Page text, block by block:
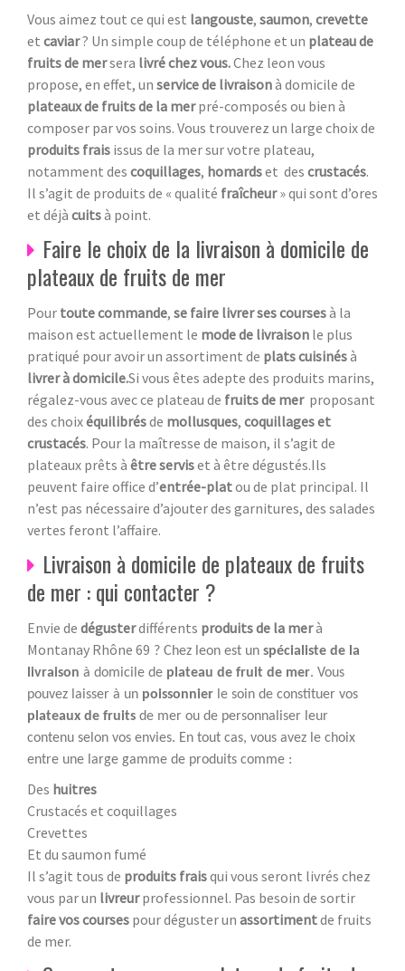
Vous aimez tout ce qui est langouste, saumon, crevette
et caviar? Un simple coup de téléphone et un plateau de
fruits de mersera livré chez vous.Chez leon vous
propose, en effet, un service de livraisonà domicile de
plateaux de fruits de la merpré-composés ou bien à
composer par vos soins. Vous trouverez un large choix de
produits frais issus de la mer sur votre plateau,
notamment des coquillages, homardset des crustacés.
Il s’agit de produits de « qualité fraîcheur» qui sont d’ores
et déjà cuitsà point.
Faire le choix de la livraison à domicile de
plateaux de fruits de mer
Pour toute commande, se faire livrer ses coursesà la
maison est actuellement le mode de livraison le plus
pratiqué pour avoir un assortiment de plats cuisinésà
livrer à domicile.Si vous êtes adepte des produits marins,
régalez-vous avec ce plateau de fruits de mer proposant
des choixéquilibrésde mollusques, coquillages et
crustacés. Pour la maîtresse de maison, il s’agit de
plateaux prêts à être serviset à être dégustés.Ils
peuvent faire office d’entrée-platou de plat principal. Il
n’est pas nécessaire d’ajouter des garnitures, des salades
vertes feront l’affaire.
Livraison à domicile de plateaux de fruits
de mer : qui contacter ?
Envie de dégusterdifférents produits de la merà
Montanay Rhône 69 ? Chez leon est un spécialiste de la
livraison à domicile de plateau de fruit de mer. Vous
pouvez laisser à un poissonnier le soin de constituer vos
plateaux de fruits de mer ou de personnaliser leur
contenu selon vos envies. En tout cas, vous avez le choix
entre une large gamme de produits comme :
Des huitres
Crustacés et coquillages
Crevettes
Et du saumon fumé
Il s’agit tous de produits fraisqui vous seront livrés chez
vous par un livreurprofessionnel. Pas besoin de sortir
faire vos courses pour déguster un assortimentde fruits
de mer.